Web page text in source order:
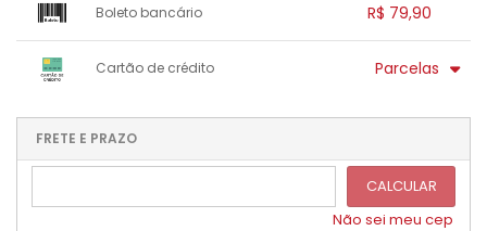
.
Boleto bancário R$ 79,90
.
Cartão de crédito Parcelas
2x sem juros de R$ 39,95
3x sem juros de R$ 26,63
...
FRETE E PRAZO
CALCULAR
Não sei meu cep